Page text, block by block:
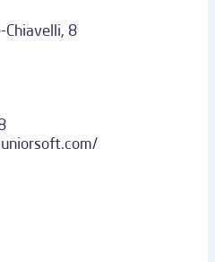
Chiavelli, 8